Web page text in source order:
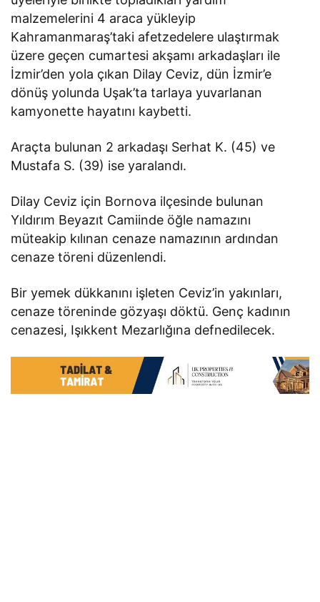
malzemelerini 4 araca yükleyip
Kahramanmaraş’taki afetzedelere ulaştırmak
üzere geçen cumartesi akşamı arkadaşları ile
İzmir’den yola çıkan Dilay Ceviz, dün İzmir’e
dönüş yolunda Uşak’ta tarlaya yuvarlanan
kamyonette hayatını kaybetti.
Araçta bulunan 2 arkadaşı Serhat K. (45) ve
Mustafa S. (39) ise yaralandı.
Dilay Ceviz için Bornova ilçesinde bulunan
Yıldırım Beyazıt Camiinde öğle namazını
müteakip kılınan cenaze namazının ardından
cenaze töreni düzenlendi.
Bir yemek dükkanını işleten Ceviz’in yakınları,
cenaze töreninde gözyaşı döktü. Genç kadının
cenazesi, Işıkkent Mezarlığına defnedilecek.